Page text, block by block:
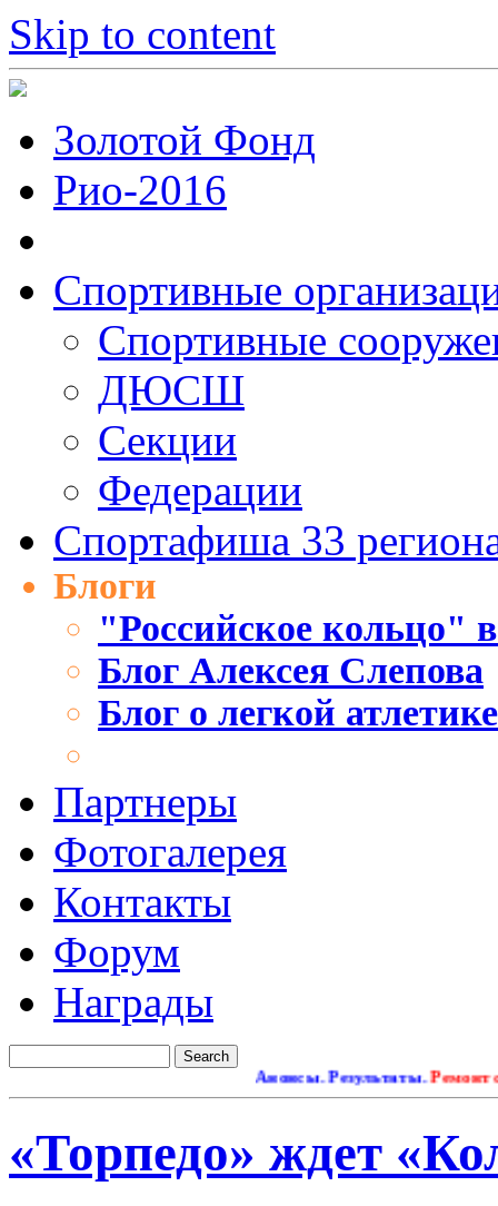
Skip to content
Золотой Фонд
Рио-2016
Спортивные
Cпортивные
ДЮСШ
Секции
Федерации
Спортафиша 33
Блоги
"Российское кольцо"
Блог Алексея Слепова
Блог о легкой
Партнеры
Фотогалерея
Контакты
Форум
Награды
Анонсы. Результаты.Ремонт сайта
«Торпедо» ждет